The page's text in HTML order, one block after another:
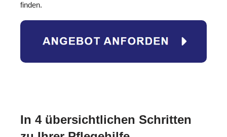
finden.
In 4 übersichtlichen Schritten